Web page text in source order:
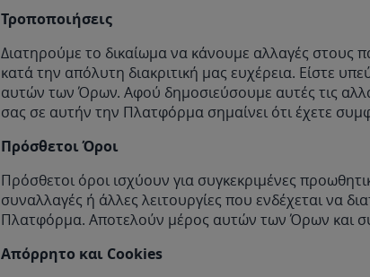
Τροποποιήσεις
Διατηρούμε το δικαίωμα να κάνουμε αλλαγές στους
κατά την απόλυτη διακριτική μας ευχέρεια. Είστε
αυτών των Όρων. Αφού δημοσιεύσουμε αυτές τις
σας σε αυτήν την Πλατφόρμα σημαίνει ότι έχετε
Πρόσθετοι Όροι
Πρόσθετοι όροι ισχύουν για συγκεκριμένες
συναλλαγές ή άλλες λειτουργίες που ενδέχεται να
Πλατφόρμα. Αποτελούν μέρος αυτών των Όρων και
Απόρρητο και Cookies